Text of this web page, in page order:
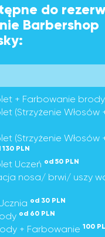
do
Barbershop
+ Farbowanie brody.
(Strzyżenie Włosów
(Strzyżenie Włosów
130 PLN
Uczeń od 50 PLN
nosa/ brwi/ uszy
od 30 PLN
od 60 PLN
+ Farbowanie 100